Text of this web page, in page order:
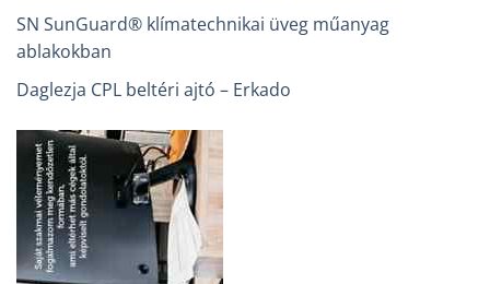
SN SunGuard® klímatechnikai üveg műanyag
ablakokban
Daglezja CPL beltéri ajtó – Erkado